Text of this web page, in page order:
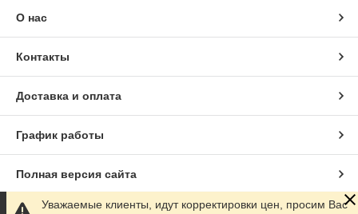
О нас
Контакты
Доставка и оплата
График работы
Полная версия сайта
Уважаемые клиенты, идут корректировки цен, просим Вас